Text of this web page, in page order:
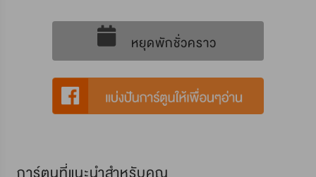
หยุดพักชั่วคราว